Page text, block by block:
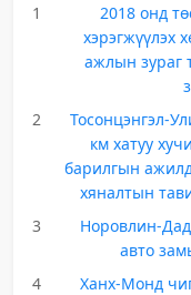
1
2018 онд
хэрэгжүүлэх
ажлын зураг
2
Тосонцэнгэл-
км хатуу
барилгын
хяналтын
3
Норовлин-
авто
4
Ханх-Монд